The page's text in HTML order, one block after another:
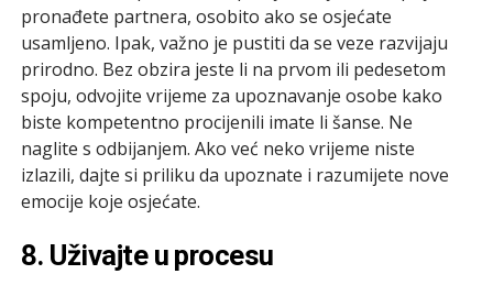
pronađete partnera, osobito ako se osjećate
usamljeno. Ipak, važno je pustiti da se veze razvijaju
prirodno. Bez obzira jeste li na prvom ili pedesetom
spoju, odvojite vrijeme za upoznavanje osobe kako
biste kompetentno procijenili imate li šanse. Ne
naglite s odbijanjem. Ako već neko vrijeme niste
izlazili, dajte si priliku da upoznate i razumijete nove
emocije koje osjećate.
8. Uživajte u procesu